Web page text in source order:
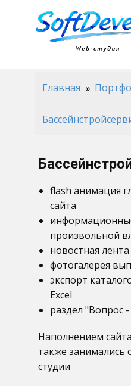
Главная
flash анимация
сайта
произвольной
новостная лента
фотогалерея
экспорт
Excel
раздел "Вопрос
Наполнением
также занимались
студии